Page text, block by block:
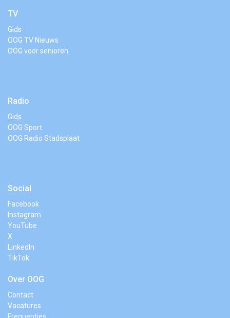
TV
Gids
OOG TV Nieuws
OOG voor senioren
Radio
Gids
OOG Sport
OOG Radio Stadsplaat
Social
Facebook
Instagram
YouTube
X
LinkedIn
TikTok
Over OOG
Contact
Vacatures
Frequenties